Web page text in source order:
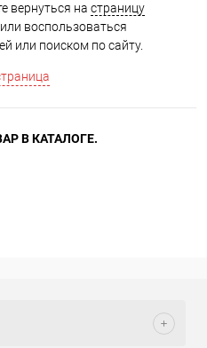
вернуться на страницу
или воспользоваться
или поиском по сайту.
В КАТАЛОГЕ.